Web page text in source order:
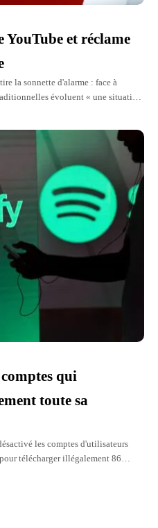
et réclame
la sonnette d'alarme : face à
évoluent « une situation
qui
toute sa
les comptes d'utilisateurs
télécharger illégalement 86
plateforme. Cette réaction fait